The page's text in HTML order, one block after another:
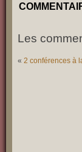
Les
« 2 conférences à